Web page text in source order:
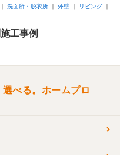
洗面所・脱衣所 外壁
リビング
工事例
べる。ホームプロ